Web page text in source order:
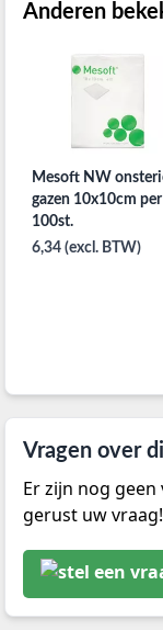
Anderen
Mesoft NW
gazen 10x10cm per
100st.
6,34 (excl. BTW)
Vragen over
Er zijn nog
gerust uw vraag!